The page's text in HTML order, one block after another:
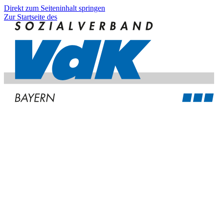
Direkt zum Seiteninhalt springen
Zur Startseite des